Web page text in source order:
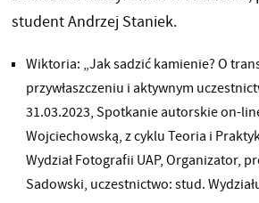
student Andrzej Staniek.
Wiktoria: „Jak sadzić kamienie? O
przywłaszczeniu i aktywnym
31.03.2023, Spotkanie autorskie on-
Wojciechowską, z cyklu Teoria i
Wydział Fotografii UAP, Organizator,
Sadowski, uczestnictwo: stud.